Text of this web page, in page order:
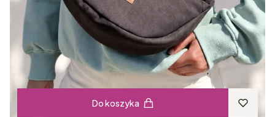
Do koszyka